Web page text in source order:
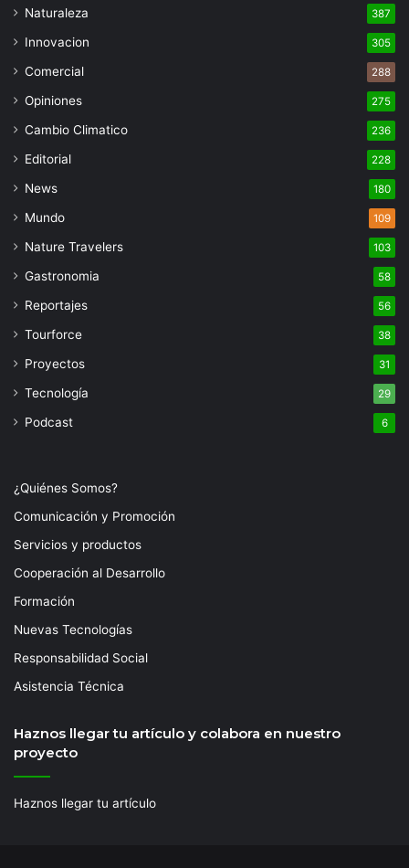
Naturaleza 387
Innovacion 305
Comercial 288
Opiniones 275
Cambio Climatico 236
Editorial 228
News 180
Mundo 109
Nature Travelers 103
Gastronomia 58
Reportajes 56
Tourforce 38
Proyectos 31
Tecnología 29
Podcast 6
¿Quiénes Somos?
Comunicación y Promoción
Servicios y productos
Cooperación al Desarrollo
Formación
Nuevas Tecnologías
Responsabilidad Social
Asistencia Técnica
Haznos llegar tu artículo y colabora en nuestro
proyecto
Haznos llegar tu artículo